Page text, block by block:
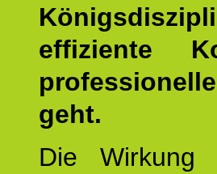
effiziente
geht.
Die Wirkung